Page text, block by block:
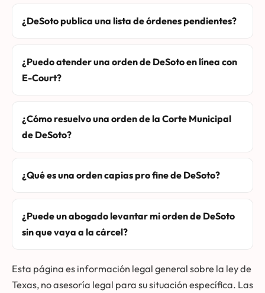
¿DeSoto publica una lista de órdenes pendientes?
¿Puedo atender una orden de DeSoto en línea con
E-Court?
¿Cómo resuelvo una orden de la Corte Municipal
de DeSoto?
¿Qué es una orden capias pro fine de DeSoto?
¿Puede un abogado levantar mi orden de DeSoto
sin que vaya a la cárcel?
Esta página es información legal general sobre la ley de
Texas, no asesoría legal para su situación específica. Las